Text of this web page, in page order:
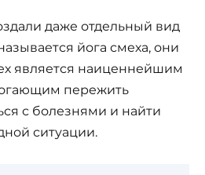
даже отдельный вид
йога смеха, они
является наиценнейшим
пережить
с болезнями и найти
ситуации.